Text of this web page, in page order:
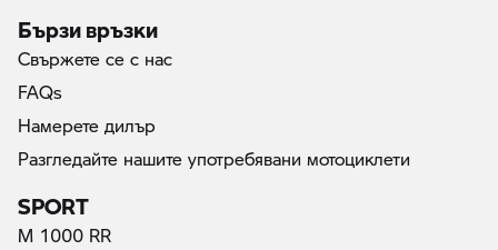
Бързи връзки
Свържете се с нас
FAQs
Намерете дилър
Разгледайте нашите употребявани мотоциклети
SPORT
M 1000 RR